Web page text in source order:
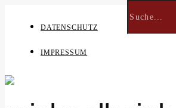
DATENSCHUTZ
IMPRESSUM